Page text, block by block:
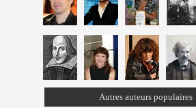
Autres auteurs populaires